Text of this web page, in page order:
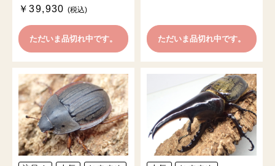
￥39,930(税込)
ただいま品切れ中です。 ただいま品切れ中です。